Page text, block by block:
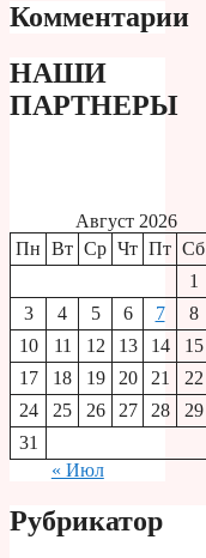
Комментарии
НАШИ
ПАРТНЕРЫ
Август 2026
Пн Вт Ср Чт Пт Сб
1
3
4 5 6 7 8
10
11 12 13 14 15
17
18 19 20 21 22
24
25 26 27 28 29
31
« Июл
Рубрикатор